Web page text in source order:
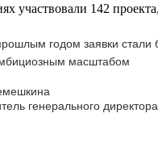
участвовали 142
годом заявки
масштабом
генерального